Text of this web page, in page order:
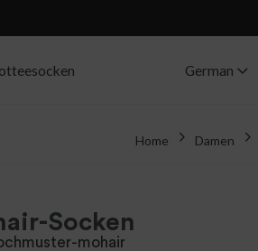
German
Home Damen
Socken
mohair